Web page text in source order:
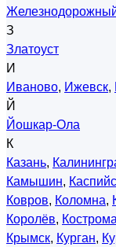
З
Златоуст
И
Иваново, Ижевск,
Й
Йошкар-Ола
К
Казань,
Камышин,
Ковров, Коломна,
Королёв, Кострома
Крымск, Курган,